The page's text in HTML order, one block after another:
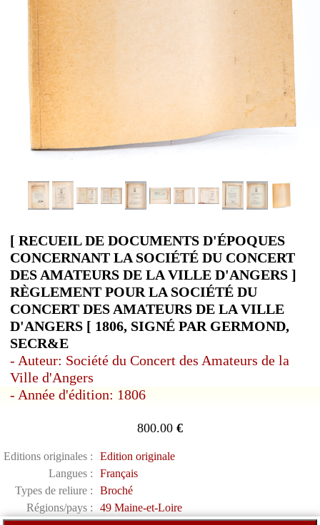
[ RECUEIL DE DOCUMENTS D'ÉPOQUES
CONCERNANT LA SOCIÉTÉ DU CONCERT
DES AMATEURS DE LA VILLE D'ANGERS ]
RÈGLEMENT POUR LA SOCIÉTÉ DU
CONCERT DES AMATEURS DE LA VILLE
D'ANGERS [ 1806, SIGNÉ PAR GERMOND,
SECR&E
- Auteur: Société du Concert des Amateurs de la
Ville d'Angers
- Année d'édition: 1806
800.00 €
Editions originales :
Edition originale
Langues :
Français
Types de reliure :
Broché
Régions/pays :
49 Maine-et-Loire